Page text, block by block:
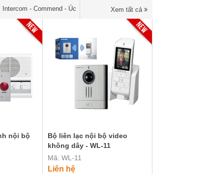
Intercom - Commend - Úc Xem tất cả
nội bộ
​​​​​​​Bộ liên lạc nội bộ video
không dây - WL-11
Mã: WL-11
Liên hệ